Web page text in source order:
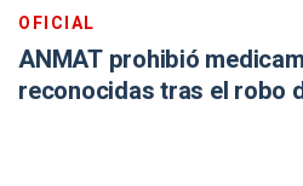
OFICIAL
ANMAT prohibió
reconocidas tras el robo